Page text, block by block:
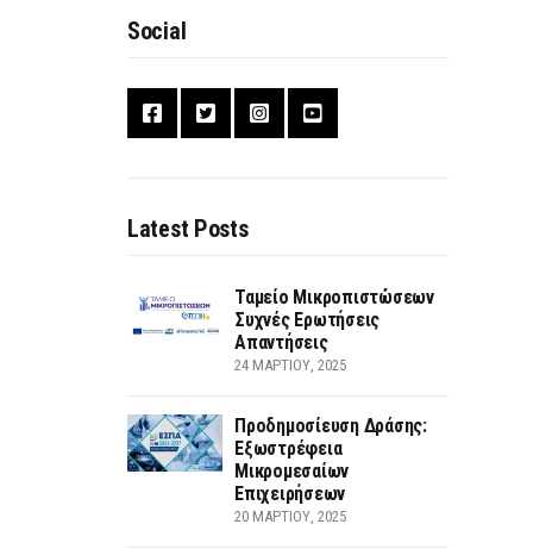
Social
Latest Posts
Ταμείο Μικροπιστώσεων
Συχνές Ερωτήσεις
Απαντήσεις
24 ΜΑΡΤΊΟΥ, 2025
Προδημοσίευση Δράσης:
Εξωστρέφεια
Μικρομεσαίων
Επιχειρήσεων
20 ΜΑΡΤΊΟΥ, 2025